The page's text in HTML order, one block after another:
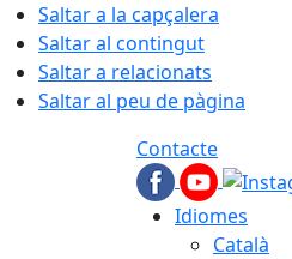
Saltar a la capçalera
Saltar al contingut
Saltar a relacionats
Saltar al peu de pàgina
Contacte
Idiomes
Català